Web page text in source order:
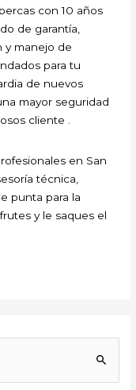
con 10 años
de garantía,
y manejo de
para tu
de nuevos
mayor seguridad
cliente .
en San
técnica,
punta para la
y le saques el